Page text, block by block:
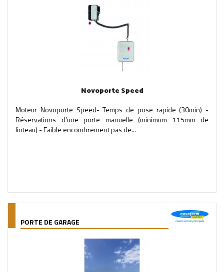
Novoporte Speed
Moteur Novoporte Speed- Temps de pose rapide (30min) -
Réservations d’une porte manuelle (minimum 115mm de
linteau) - Faible encombrement pas de...
PORTE DE GARAGE